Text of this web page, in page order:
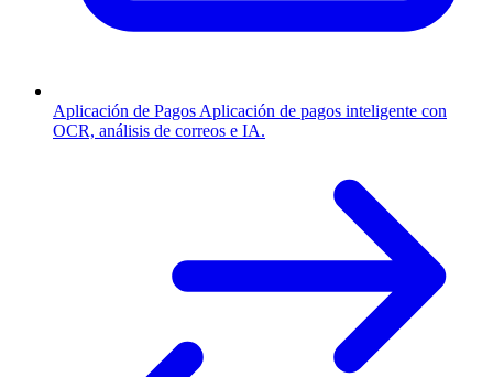
Aplicación de Pagos Aplicación de pagos inteligente con
OCR, análisis de correos e IA.